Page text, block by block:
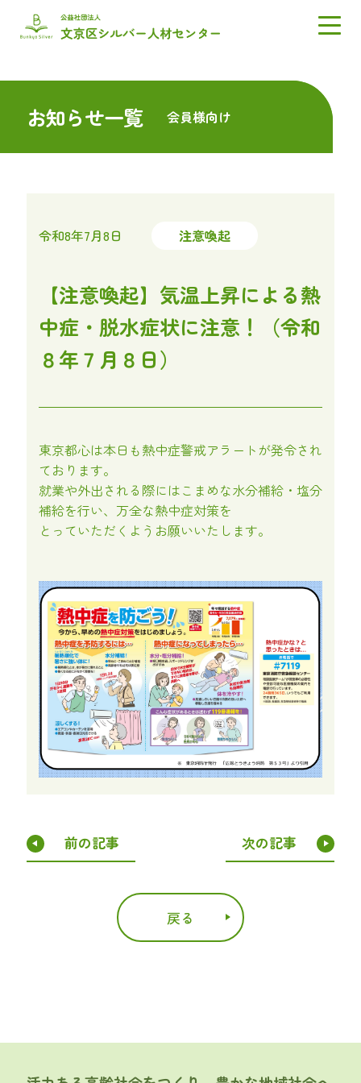
お知らせ一覧 会員様向け
令和8年7月8日 注意喚起
【注意喚起】気温上昇による熱
中症・脱水症状に注意！（令和
８年７月８日）
東京都心は本日も熱中症警戒アラートが発令され
ております。
就業や外出される際にはこまめな水分補給・塩分
補給を行い、万全な熱中症対策を
とっていただくようお願いいたします。
前の記事 次の記事
戻る